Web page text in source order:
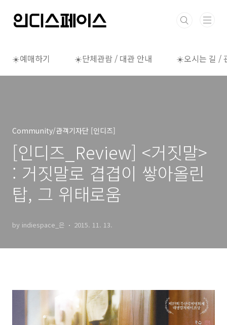
☀️예매하기 ☀️단체관람 / 대관 안내 ☀️오시는 길 /
Community/관객기자단 [인디즈]
[인디즈_Review] <거짓말>
: 거짓말로 겹겹이 쌓아올린
탑, 그 위태로움
by indiespace_은 2015. 11. 13.